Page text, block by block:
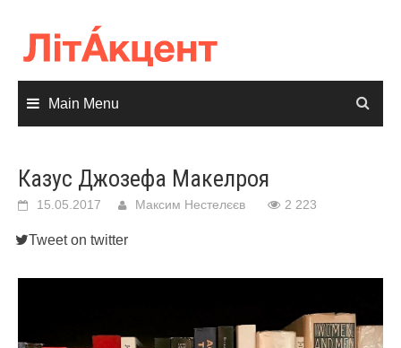
content
Main Menu
Казус Джозефа Макелроя
15.05.2017 Максим Нестелєєв 2 223
Tweet on twitter